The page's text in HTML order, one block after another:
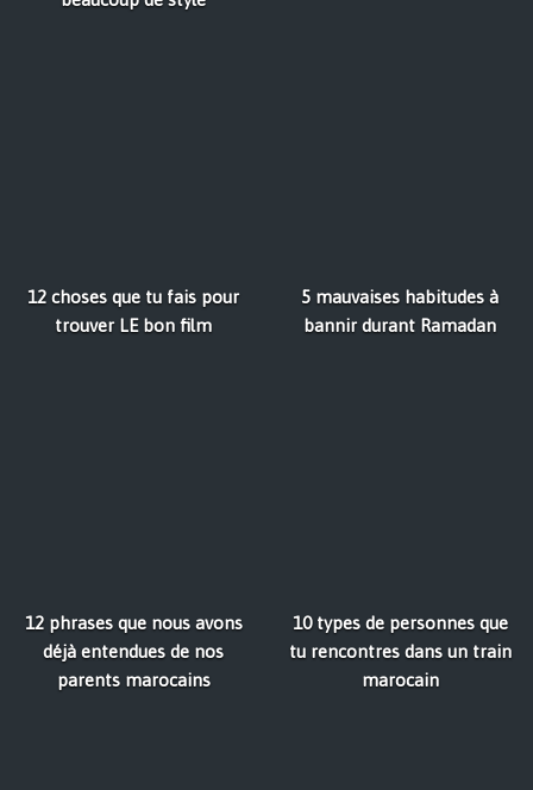
12 choses que tu fais pour
trouver LE bon film
5 mauvaises habitudes à
bannir durant Ramadan
12 phrases que nous avons
déjà entendues de nos
parents marocains
10 types de personnes que
tu rencontres dans un train
marocain